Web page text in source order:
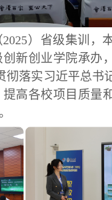
）省级集训，
新创业学院承办
落实习近平总书
高各校项目质量